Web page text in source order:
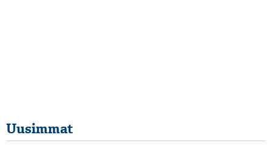
Uusimmat